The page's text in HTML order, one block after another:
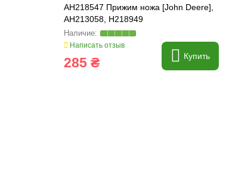
AH218547 Прижим ножа [John Deere],
AH213058, H218949
Написать отзыв
285 ₴ Купить